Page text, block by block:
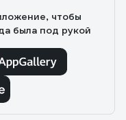
чтобы
была под рукой